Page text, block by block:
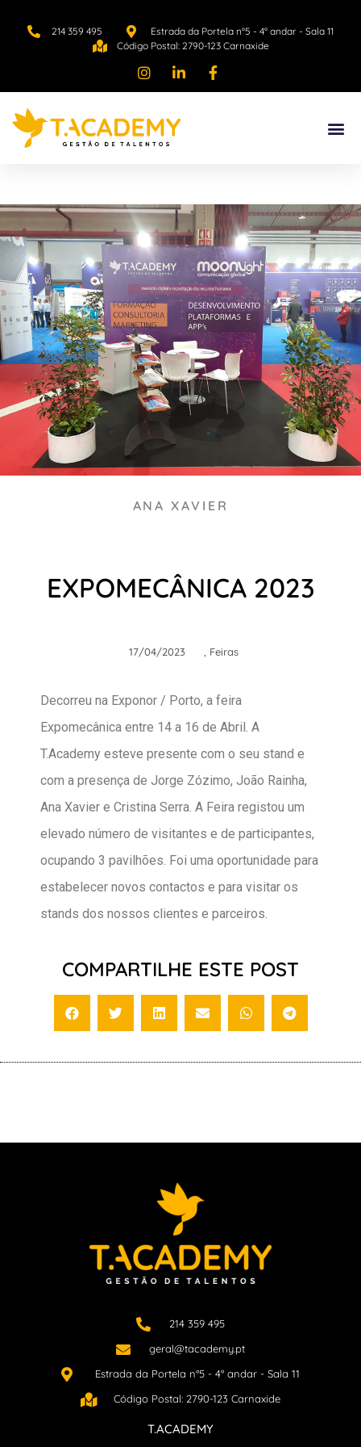
214 359 495
Estrada da Portela n°5 - 4° andar - Sala 11
Código Postal: 2790-123 Carnaxide
ANA XAVIER
EXPOMECÂNICA 2023
17/04/2023 , Feiras
Decorreu na Exponor / Porto, a feira
Expomecânica entre 14 a 16 de Abril. A
T.Academy esteve presente com o seu stand e
com a presença de Jorge Zózimo, João Rainha,
Ana Xavier e Cristina Serra. A Feira registou um
elevado número de visitantes e de participantes,
ocupando 3 pavilhões. Foi uma oportunidade para
estabelecer novos contactos e para visitar os
stands dos nossos clientes e parceiros.
COMPARTILHE ESTE POST
214 359 495
geral@tacademy.pt
Estrada da Portela n°5 - 4° andar - Sala 11
Código Postal: 2790-123 Carnaxide
T.ACADEMY